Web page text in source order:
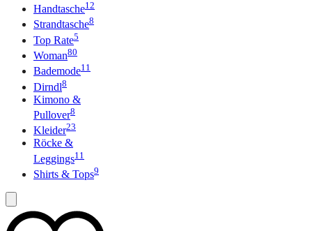
Handtasche12
Strandtasche8
Top Rate5
Woman80
Bademode11
Dirndl8
Kimono &
Pullover8
Kleider23
Röcke &
Leggings11
Shirts & Tops9